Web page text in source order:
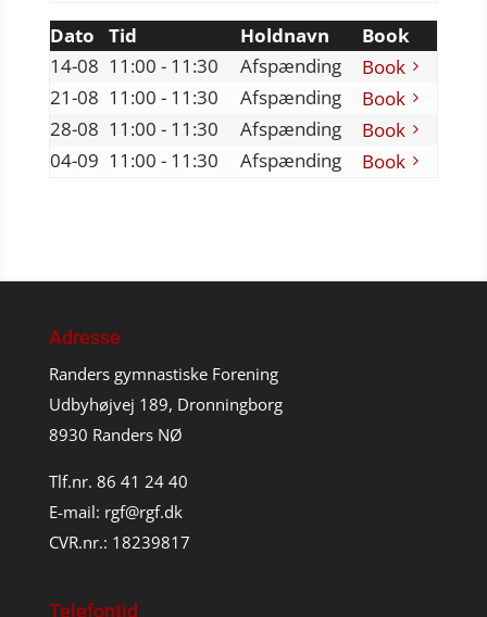
Dato
Tid Holdnavn
Book
14-08 11:00 - 11:30 Afspænding
Book
21-08 11:00 - 11:30 Afspænding
Book
28-08 11:00 - 11:30 Afspænding
Book
04-09 11:00 - 11:30 Afspænding Book
Adresse
Randers gymnastiske Forening
Udbyhøjvej 189, Dronningborg
8930 Randers NØ
Tlf.nr. 86 41 24 40
E-mail: rgf@rgf.dk
CVR.nr.: 18239817
Telefontid